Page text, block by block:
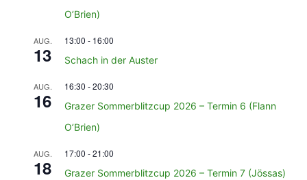
O’Brien)
AUG.
13
13:00 - 16:00
Schach in der Auster
AUG.
16
16:30 -20:30
Grazer Sommerblitzcup 2026 – Termin 6 (Flann
O’Brien)
AUG.
18
17:00 -21:00
Grazer Sommerblitzcup 2026 – Termin 7 (Jössas)